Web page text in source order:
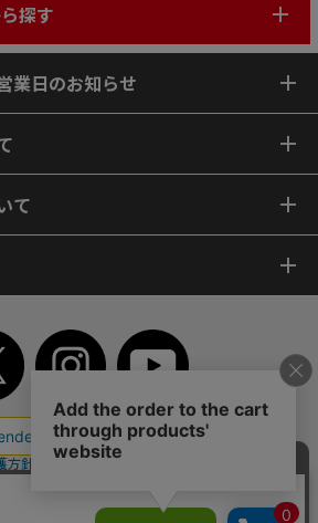
探す
業日のお知らせ
て
のお客様へ ご利用案内
ご利用規約
方針
特定商取引法
WEBカタログ 英語版TOP